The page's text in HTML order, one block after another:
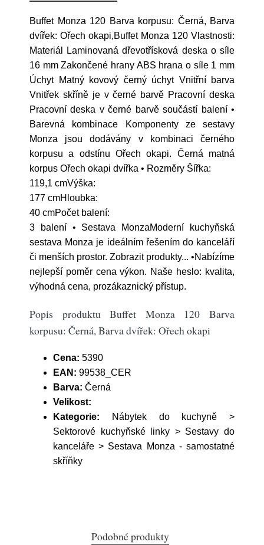
Buffet Monza 120 Barva korpusu: Černá, Barva
dvířek: Ořech okapi,Buffet Monza 120 Vlastnosti:
Materiál Laminovaná dřevotřísková deska o síle
16 mm Zakončené hrany ABS hrana o síle 1 mm
Úchyt Matný kovový černý úchyt Vnitřní barva
Vnitřek skříně je v černé barvě Pracovní deska
Pracovní deska v černé barvě součástí balení •
Barevná kombinace Komponenty ze sestavy
Monza jsou dodávány v kombinaci černého
korpusu a odstínu Ořech okapi. Černá matná
korpus Ořech okapi dvířka • Rozměry Šířka:
119,1 cmVýška:
177 cmHloubka:
40 cmPočet balení:
3 balení • Sestava MonzaModerní kuchyňská
sestava Monza je ideálním řešením do kanceláří
či menších prostor. Zobrazit produkty... •Nabízíme
nejlepší poměr cena výkon. Naše heslo: kvalita,
výhodná cena, prozákaznický přístup.
Popis produktu Buffet Monza 120 Barva
korpusu: Černá, Barva dvířek: Ořech okapi
Cena: 5390
EAN: 99538_CER
Barva: Černá
Velikost:
Kategorie: Nábytek do kuchyně >
Sektorové kuchyňské linky > Sestavy do
kanceláře > Sestava Monza - samostatné
skříňky
Podobné produkty